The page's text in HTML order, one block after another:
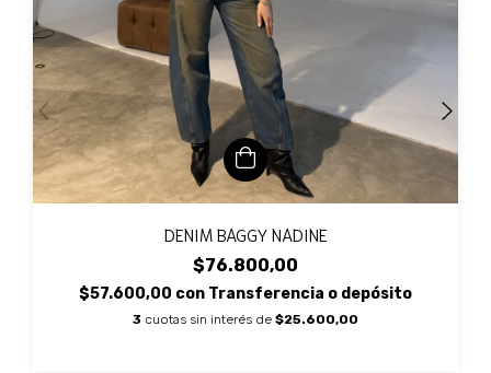
DENIM BAGGY NADINE
$76.800,00
$57.600,00 con Transferencia o depósito
3 cuotas sin interés de $25.600,00